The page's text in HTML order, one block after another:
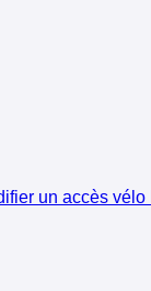
un accès vélo